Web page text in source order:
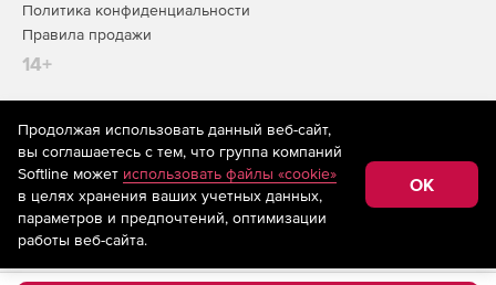
Политика конфиденциальности
Правила продажи
14+
На информационном ресурсе store.softline.ru применяются
рекомендательные технологии(информационные технологии
предоставления информации на основе сбора,
систематизации и анализа сведений, относящихся к
предпочтениям пользователей сети «Интернет»,
находящихся на территории Российской Федерации)
Продолжая использовать данный веб-сайт,
вы соглашаетесь с тем, что группа компаний
Softline может использовать файлы «cookie»
в целях хранения ваших учетных данных,
параметров и предпочтений, оптимизации
работы веб-сайта.
OK